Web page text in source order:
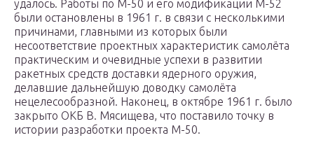
удалось. Работы по М-50 и его модификации М-52
были остановлены в 1961 г. в связи с несколькими
причинами, главными из которых были
несоответствие проектных характеристик самолёта
практическим и очевидные успехи в развитии
ракетных средств доставки ядерного оружия,
делавшие дальнейшую доводку самолёта
нецелесообразной. Наконец, в октябре 1961 г. было
закрыто ОКБ В. Мясищева, что поставило точку в
истории разработки проекта М-50.